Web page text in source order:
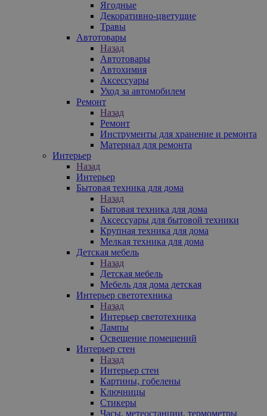
Ягодные
Декоративно-цветущие
Травы
Автотовары
Назад
Автотовары
Автохимия
Аксессуары
Уход за автомобилем
Ремонт
Назад
Ремонт
Инструменты для хранение и ремонта
Материал для ремонта
Интерьер
Назад
Интерьер
Бытовая техника для дома
Назад
Бытовая техника для дома
Аксессуары для бытовой техники
Крупная техника для дома
Мелкая техника для дома
Детская мебель
Назад
Детская мебель
Мебель для дома детская
Интерьер светотехника
Назад
Интерьер светотехника
Лампы
Освещение помещений
Интерьер стен
Назад
Интерьер стен
Картины, гобелены
Ключницы
Стикеры
Часы, метеостанции, термометры